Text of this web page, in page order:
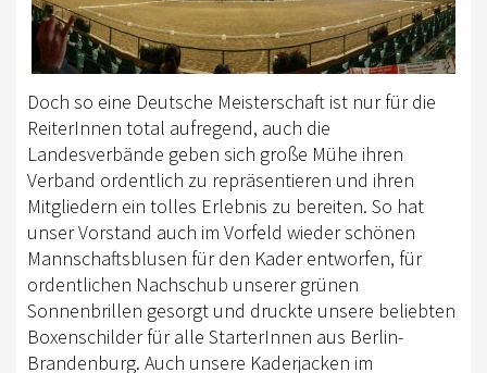
KIDS CLUB
AUSSCHREIBUNGEN
MITGLIED WERDEN
KONTAKT
IMPRESSUM
DATENSCHUTZ
SATZUNG/RECHTSORDNUNG
SPONSOR WERDEN
Doch so eine Deutsche Meisterschaft ist nur für die
ReiterInnen total aufregend, auch die
Landesverbände geben sich große Mühe ihren
Verband ordentlich zu repräsentieren und ihren
Mitgliedern ein tolles Erlebnis zu bereiten. So hat
unser Vorstand auch im Vorfeld wieder schönen
Mannschaftsblusen für den Kader entworfen, für
ordentlichen Nachschub unserer grünen
Sonnenbrillen gesorgt und druckte unsere beliebten
Boxenschilder für alle StarterInnen aus Berlin-
Brandenburg. Auch unsere Kaderjacken im